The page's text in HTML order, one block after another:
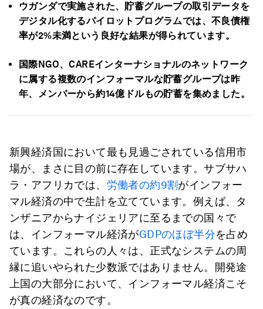
ウガンダで実施された、貯蓄グループの取引データを
デジタル化するパイロットプログラムでは、不良債権
率が2%未満という良好な結果が得られています。
国際NGO、CAREインターナショナルのネットワーク
に属する複数のインフォーマルな貯蓄グループは昨
年、メンバーから約14億ドルもの貯蓄を集めました。
新興経済国において最も見過ごされている信用市
場が、まさに目の前に存在しています。サブサハ
ラ・アフリカでは、 労働者の約9割がインフォー
マル経済の中で生計を立てています。例えば、タ
ンザニアからナイジェリアに至るまでの国々で
は、インフォーマル経済がGDPのほぼ半分を占め
ています。これらの人々は、正式なシステムの周
縁に追いやられた少数派ではありません。開発途
上国の大部分において、インフォーマル経済こそ
が真の経済なのです。